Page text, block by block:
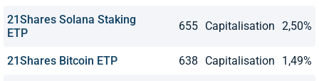
21Shares Solana Staking
ETP
655 Capitalisation 2,50%
21Shares Bitcoin ETP 638 Capitalisation 1,49%